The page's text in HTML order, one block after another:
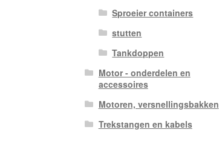
Sproeier containers
stutten
Tankdoppen
Motor - onderdelen en
accessoires
Motoren, versnellingsbakken
Trekstangen en kabels